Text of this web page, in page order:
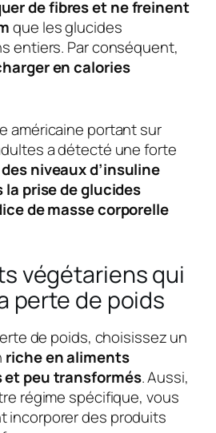
de fibres et ne freinent
que les glucides
entiers. Par conséquent,
en calories
américaine portant sur
a détecté une forte
des niveaux d’insuline
la prise de glucides
de masse corporelle
végétariens qui
perte de poids
de poids, choisissez un
riche en aliments
peu transformés. Aussi,
régime spécifique, vous
incorporer des produits